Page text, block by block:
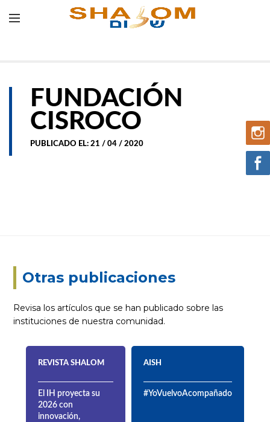
FUNDACIÓN
CISROCO
PUBLICADO EL: 21 / 04 / 2020
Otras publicaciones
Revisa los artículos que se han publicado sobre las
instituciones de nuestra comunidad.
REVISTA SHALOM
El IH proyecta su
2026 con
innovación,
AISH
#YoVuelvoAcompañado